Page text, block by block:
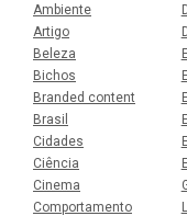
Ambiente
Artigo
Beleza
Bichos
Branded content
Brasil
Cidades
Ciência
Cinema
Comportamento